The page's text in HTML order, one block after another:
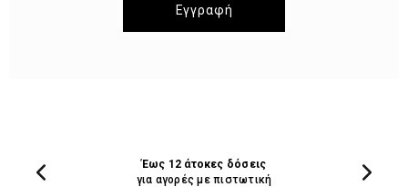
Εγγραφή
Έως 12 άτοκες δόσεις
για αγορές με πιστωτική